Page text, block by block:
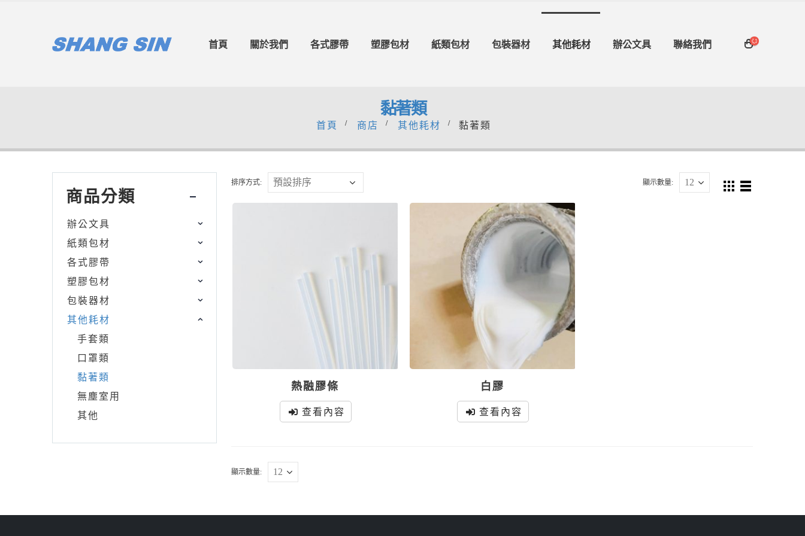
首頁 關於我們 各式膠帶 塑膠包材 紙類包材 包裝器材 其他耗材 辦公文具 聯絡我們
黏著類
首頁 商店 其他耗材 黏著類
排序方式: 顯示數量:
熱融膠條
查看內容
白膠
查看內容
顯示數量:
商品分類
辦公文具
紙類包材
各式膠帶
塑膠包材
包裝器材
其他耗材
手套類
口罩類
黏著類
無塵室用
其他